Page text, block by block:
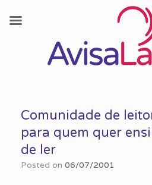
contentComunidade de
para quem quer
de ler
Posted on 06/07/2001